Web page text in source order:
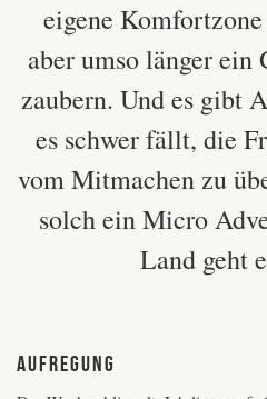
eigene
aber umso länger ein
zaubern. Und es gibt
es schwer fällt, die
vom Mitmachen zu
solch ein Micro
Land geht
Aufregung